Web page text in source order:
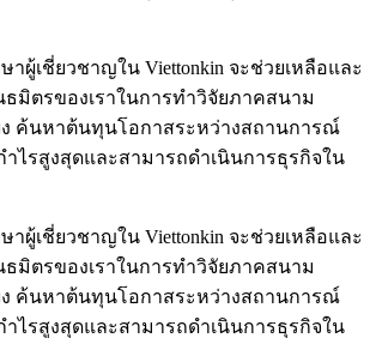
ผู้เชี่ยวชาญใน Viettonkin จะช่วยเหลือและ
มิตรของเราในการทำวิจัยภาคสนาม
ง ค้นหาต้นทุนโอกาสระหว่างสถานการณ์
ำไรสูงสุดและสามารถดำเนินการธุรกิจใน
ผู้เชี่ยวชาญใน Viettonkin จะช่วยเหลือและ
มิตรของเราในการทำวิจัยภาคสนาม
ง ค้นหาต้นทุนโอกาสระหว่างสถานการณ์
ำไรสูงสุดและสามารถดำเนินการธุรกิจใน